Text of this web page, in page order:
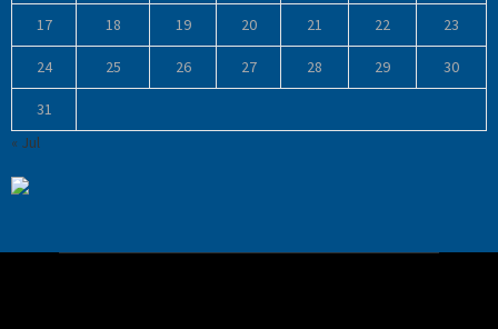
17 18 19 20 21 22 23
24 25 26 27 28 29 30
31
« Jul